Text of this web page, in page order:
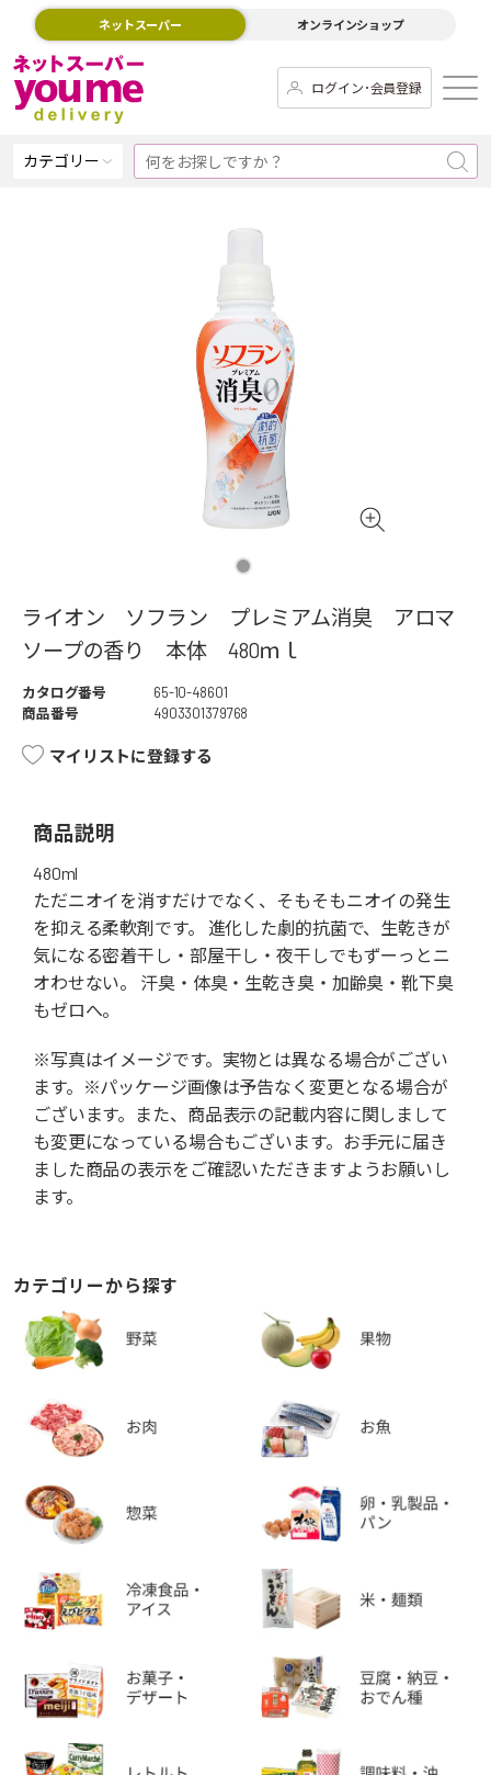
ネットスーパー オンラインショップ
ログイン･会員登録
カテゴリー
ライオン ソフラン プレミアム消臭 アロマ
ソープの香り 本体 480ｍｌ
カタログ番号
65-10-48601
商品番号
4903301379768
マイリストに登録する
商品説明
480ml
ただニオイを消すだけでなく、そもそもニオイの発生
を抑える柔軟剤です。 進化した劇的抗菌で、生乾きが
気になる密着干し・部屋干し・夜干しでもずーっとニ
オわせない。 汗臭・体臭・生乾き臭・加齢臭・靴下臭
もゼロへ。
※写真はイメージです。実物とは異なる場合がござい
ます。※パッケージ画像は予告なく変更となる場合が
ございます。また、商品表示の記載内容に関しまして
も変更になっている場合もございます。お手元に届き
ました商品の表示をご確認いただきますようお願いし
ます。
カテゴリーから探す